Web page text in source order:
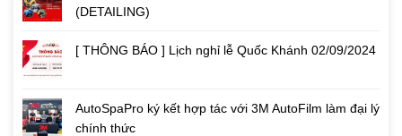
(DETAILING)
[ THÔNG BÁO ] Lịch nghỉ lễ Quốc Khánh 02/09/2024
AutoSpaPro ký kết hợp tác với 3M AutoFilm làm đại lý
chính thức